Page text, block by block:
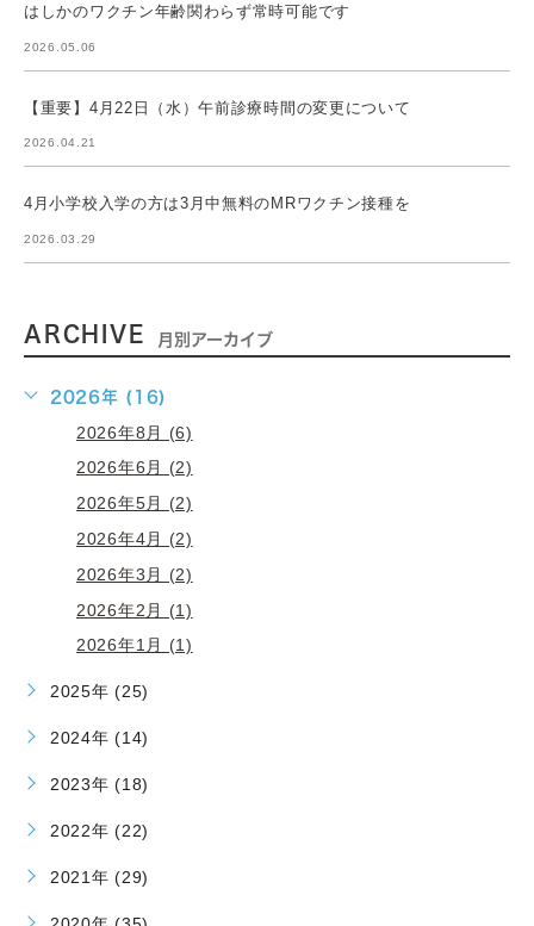
はしかのワクチン年齢関わらず常時可能です
2026.05.06
【重要】4月22日（水）午前診療時間の変更について
2026.04.21
4月小学校入学の方は3月中無料のMRワクチン接種を
2026.03.29
ARCHIVE 月別アーカイブ
2026年 (16)
2026年8月 (6)
2026年6月 (2)
2026年5月 (2)
2026年4月 (2)
2026年3月 (2)
2026年2月 (1)
2026年1月 (1)
2025年 (25)
2024年 (14)
2023年 (18)
2022年 (22)
2021年 (29)